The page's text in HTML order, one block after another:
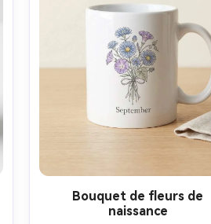
Bouquet de fleurs de
naissance